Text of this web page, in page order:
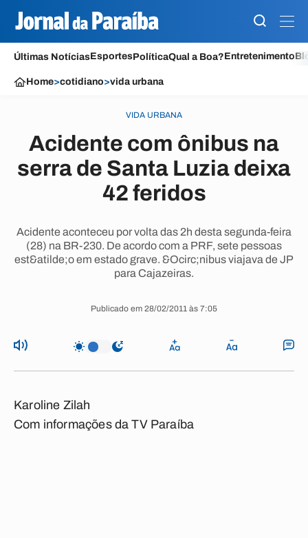
Últimas NotíciasEsportesPolíticaQual a Boa?Entretenimento
Home>cotidiano>vida urbana
VIDA URBANA
Acidente com ônibus na
serra de Santa Luzia deixa
42 feridos
Acidente aconteceu por volta das 2h desta segunda-feira
(28) na BR-230. De acordo com a PRF, sete pessoas
est&atilde;o em estado grave. &Ocirc;nibus viajava de JP
para Cajazeiras.
Publicado em 28/02/2011 às 7:05
Karoline Zilah
Com informações da TV Paraíba